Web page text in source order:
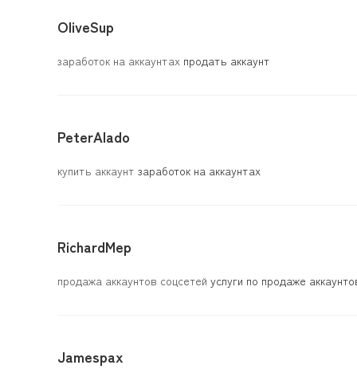
OliveSup
заработок на аккаунтах продать аккаунт
PeterAlado
купить аккаунт заработок на аккаунтах
RichardMep
продажа аккаунтов соцсетей услуги по продаже
Jamespax